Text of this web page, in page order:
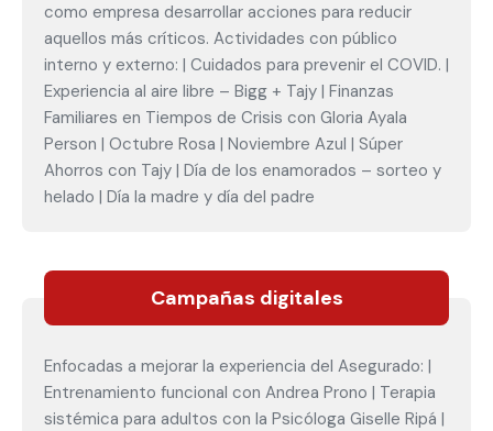
como empresa desarrollar acciones para reducir
aquellos más críticos. Actividades con público
interno y externo: | Cuidados para prevenir el COVID. |
Experiencia al aire libre – Bigg + Tajy | Finanzas
Familiares en Tiempos de Crisis con Gloria Ayala
Person | Octubre Rosa | Noviembre Azul | Súper
Ahorros con Tajy | Día de los enamorados – sorteo y
helado | Día la madre y día del padre
Campañas digitales
Enfocadas a mejorar la experiencia del Asegurado: |
Entrenamiento funcional con Andrea Prono | Terapia
sistémica para adultos con la Psicóloga Giselle Ripá |